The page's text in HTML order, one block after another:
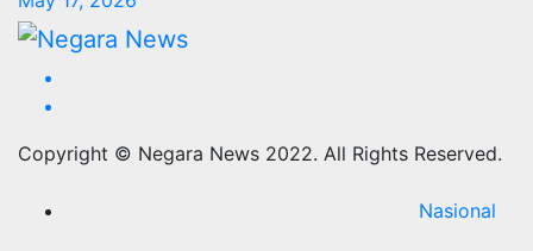
Copyright © Negara News 2022. All Rights Reserved.
Nasional